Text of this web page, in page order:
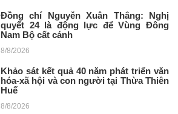
Đồng chí Nguyễn Xuân Thắng: Nghị
quyết 24 là động lực để Vùng Đông
Nam Bộ cất cánh ​
8/8/2026
Khảo sát kết quả 40 năm phát triển văn
hóa-xã hội và con người tại Thừa Thiên
Huế
8/8/2026